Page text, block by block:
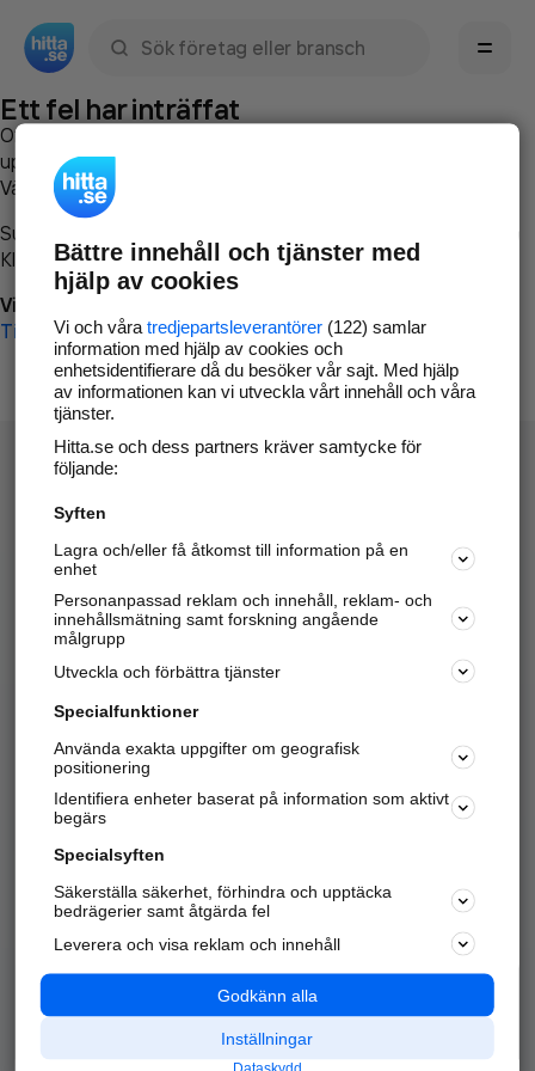
Ett fel har inträffat
Om du vill kan du
uppstod så att vi lättare och snabbare kan avhjälpa det.
Vänligen försök med följande:
Surfa till
Klicka påTillbaka-knappen i webbläsaren och försök igen
Vi beklagar besväret!
Till startsidan
Hitta.se - Gratis nummerupplysning.
Sök företag, personer och platser.
Hitta telefonnummer, adresser, företagsinfo mm.
Marknadsför företaget
Kom igång och annonsera mot
samarbetspartners nära dig.
Alla kategorier
Populära sökningar
API & Kartor
Annonsera
Integritet
Nödnummer
Bättre innehåll och tjänster med
hjälp av cookies
Vi och våra tredjepartsleverantörer(122) samlar
information med hjälp av cookies och
enhetsidentifierare då du besöker vår sajt. Med hjälp
av informationen kan vi utveckla vårt innehåll och våra
tjänster.
Hitta.se och dess partners kräver samtycke för
följande:
Syften
Lagra och/eller få åtkomst till information på en
enhet
Personanpassad reklam och innehåll, reklam- och
innehållsmätning samt forskning angående
målgrupp
Utveckla och förbättra tjänster
Specialfunktioner
Använda exakta uppgifter om geografisk
positionering
Identifiera enheter baserat på information som aktivt
begärs
Specialsyften
Säkerställa säkerhet, förhindra och upptäcka
bedrägerier samt åtgärda fel
Leverera och visa reklam och innehåll
Godkänn alla
Inställningar
Dataskydd